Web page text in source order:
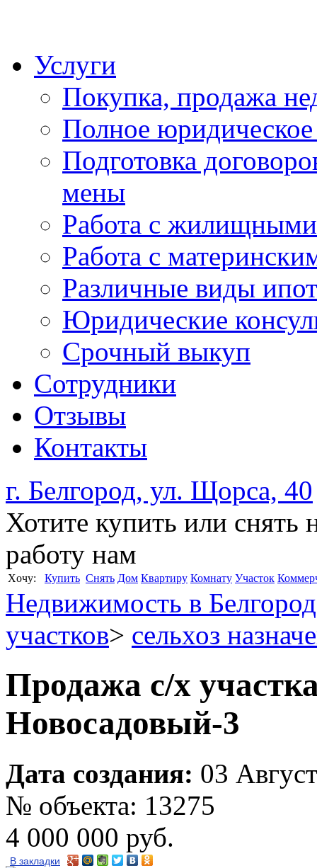
Услуги
Покупка, продажа
Полное
Подготовка
мены
Работа с
Работа с
Различные виды
Юридические
Срочный выкуп
Сотрудники
Отзывы
Контакты
г. Белгород, ул. Щорса, 40
Хотите купить или
работу нам
Xочу: Купить Снять Дом Квартиру Комнату Участок
Недвижимость в
участков> сельхоз
Продажа с/х
Новосадовый-3
Дата создания: 03
№ объекта: 13275
4 000 000 руб.
В закладки